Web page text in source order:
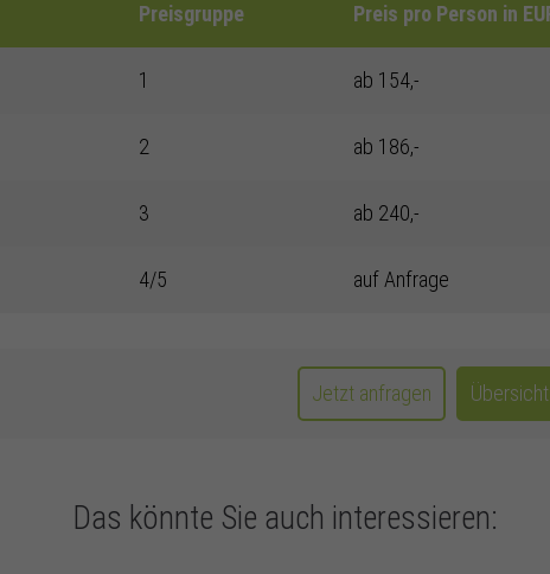
Preisgruppe Preis pro Person in
1 ab 154,-
2 ab 186,-
3 ab 240,-
4/5 auf Anfrage
Jetzt anfragen
Das könnte Sie auch interessieren: